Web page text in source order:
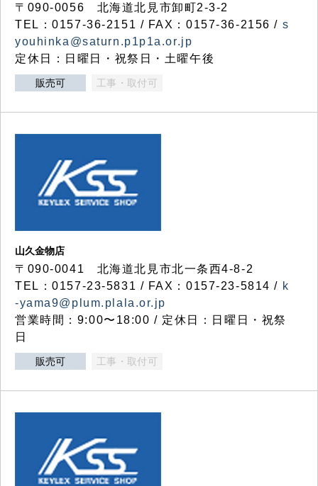
〒090-0056 北海道北見市卸町2-3-2
TEL：0157-36-2151 / FAX：0157-36-2156 / s
youhinka@saturn.p1p1a.or.jp
定休日：日曜日・祝祭日・土曜午後
販売可 工事・取付可
山久金物店
〒090-0041 北海道北見市北一条西4-8-2
TEL：0157-23-5831 / FAX：0157-23-5814 / k
-yama9@plum.plala.or.jp
営業時間：9:00〜18:00 / 定休日：日曜日・祝祭
日
販売可 工事・取付可